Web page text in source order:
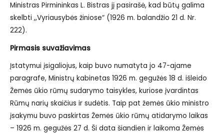
Ministras Pirmininkas L. Bistras jį pasirašė, kad būtų galima
skelbti ,,Vyriausybės žiniose“ (1926 m. balandžio 21 d. Nr.
222).
Pirmasis suvažiavimas
Įstatymui įsigaliojus, kaip buvo numatyta jo 47-ajame
paragrafe, Ministrų kabinetas 1926 m. gegužės 18 d. išleido
Žemės ūkio rūmų sudarymo taisykles, kuriose įvardintas
Rūmų narių skaičius ir sudėtis. Taip pat žemės ūkio ministro
įsakymu buvo paskirtas Žemės ūkio rūmų atidarymo laikas
– 1926 m. gegužės 27 d. Ši data šiandien ir laikoma Žemės